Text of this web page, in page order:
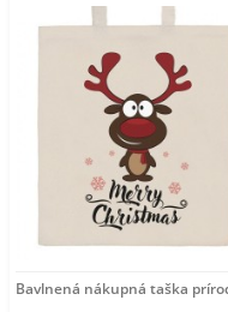
Bavlnená nákupná taška